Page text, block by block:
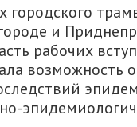
городского
и
рабочих
возможность